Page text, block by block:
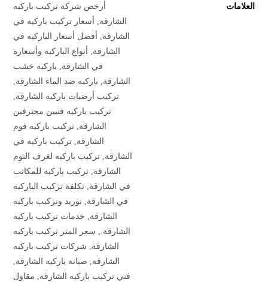
العلامات
أرخص شركة تركيب باركيه
الشارقة
أسعار تركيب باركيه في
الشارقة
أفضل أسعار الباركيه في
الشارقة
أنواع الباركيه وأسعاره
في الشارقة
باركيه خشب
الشارقة
باركيه ضد الماء الشارقة
تركيب أرضيات باركيه الشارقة
تركيب باركيه فنيين محترفين
الشارقة تركيب باركيه فوم
الشارقة تركيب باركيه في
الشارقة تركيب باركيه لغرف النوم
الشارقة تركيب باركيه للمكاتب
في الشارقة تكلفة تركيب الباركيه
في الشارقة توريد وتركيب باركيه
الشارقة
خدمات تركيب باركيه
الشارقة.
سعر المتر تركيب باركيه
الشارقة
شركات تركيب باركيه
الشارقة
صيانة باركيه الشارقة
فني تركيب باركيه الشارقة
مقاول